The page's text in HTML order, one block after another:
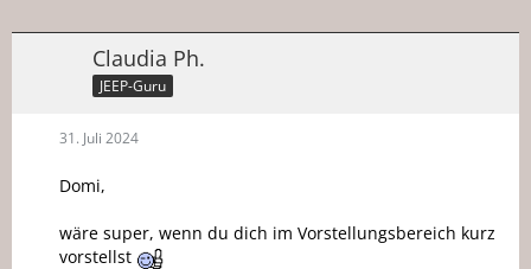
Claudia Ph.
JEEP-Guru
31. Juli 2024
Domi,
wäre super, wenn du dich im Vorstellungsbereich kurz
vorstellst